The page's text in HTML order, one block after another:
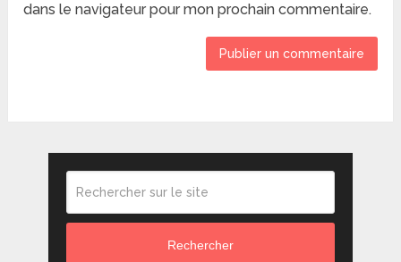
dans le navigateur pour mon prochain commentaire.
Rechercher